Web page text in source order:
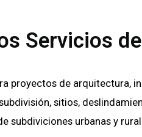
Servicios
proyectos de arquitectura,
sitios,
subdiviciones urbanas y